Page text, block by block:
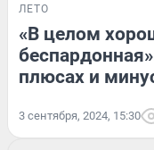
ЛЕТО
«В целом
плюсах и
3 сентября, 2024, 15:30